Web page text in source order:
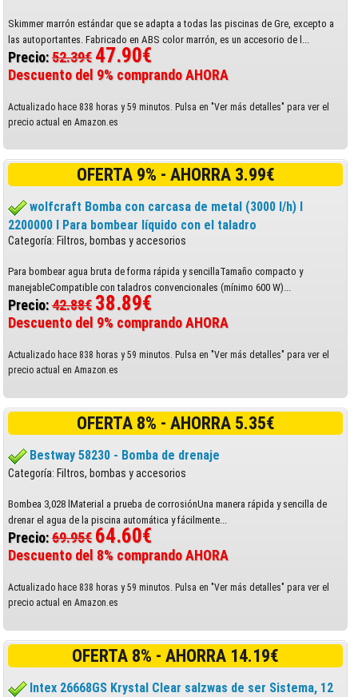
Skimmer marrón estándar que se adapta a todas las piscinas de Gre, excepto a
las autoportantes. Fabricado en ABS color marrón, es un accesorio de l...
Precio:52.39€ 47.90€
Descuento del 9% comprando AHORA
Actualizado hace 838 horas y 59 minutos. Pulsa en "Ver más detalles" para ver el
precio actual en Amazon.es
OFERTA 9% - AHORRA 3.99€
wolfcraft Bomba con carcasa de metal (3000 l/h) I
2200000 I Para bombear líquido con el taladro
Categoría: Filtros, bombas y accesorios
Para bombear agua bruta de forma rápida y sencillaTamaño compacto y
manejableCompatible con taladros convencionales (mínimo 600 W)...
Precio:42.88€ 38.89€
Descuento del 9% comprando AHORA
Actualizado hace 838 horas y 59 minutos. Pulsa en "Ver más detalles" para ver el
precio actual en Amazon.es
OFERTA 8% - AHORRA 5.35€
Bestway 58230 - Bomba de drenaje
Categoría: Filtros, bombas y accesorios
Bombea 3,028 lMaterial a prueba de corrosiónUna manera rápida y sencilla de
drenar el agua de la piscina automática y fácilmente...
Precio:69.95€ 64.60€
Descuento del 8% comprando AHORA
Actualizado hace 838 horas y 59 minutos. Pulsa en "Ver más detalles" para ver el
precio actual en Amazon.es
OFERTA 8% - AHORRA 14.19€
Intex 26668GS Krystal Clear salzwas de ser Sistema, 12